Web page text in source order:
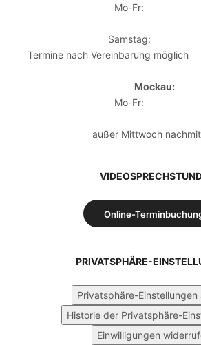
Mo-Fr:
Samstag:
Termine nach Vereinbarung möglich
Mockau:
Mo-Fr:
außer Mittwoch
Online-
PRIVATSPHÄRE-
Privatsphäre-Einstellungen
Historie der Privatsphäre-
Einwilligungen